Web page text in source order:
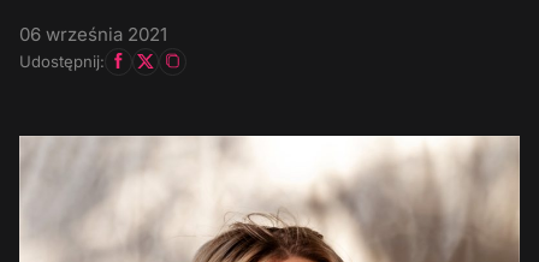
06 września 2021
Udostępnij: